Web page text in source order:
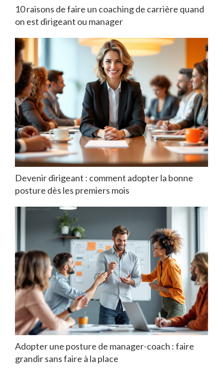
10 raisons de faire un coaching de carrière quand
on est dirigeant ou manager
Devenir dirigeant : comment adopter la bonne
posture dès les premiers mois
Adopter une posture de manager-coach : faire
grandir sans faire à la place